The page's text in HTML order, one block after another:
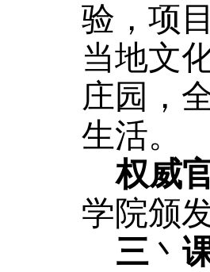
验，项
当地文
庄园，
生活。
权威
学院颁
三丶